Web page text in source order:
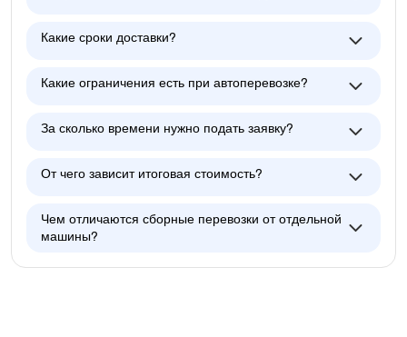
Какие сроки доставки?
Какие ограничения есть при автоперевозке?
За сколько времени нужно подать заявку?
От чего зависит итоговая стоимость?
Чем отличаются сборные перевозки от отдельной
машины?